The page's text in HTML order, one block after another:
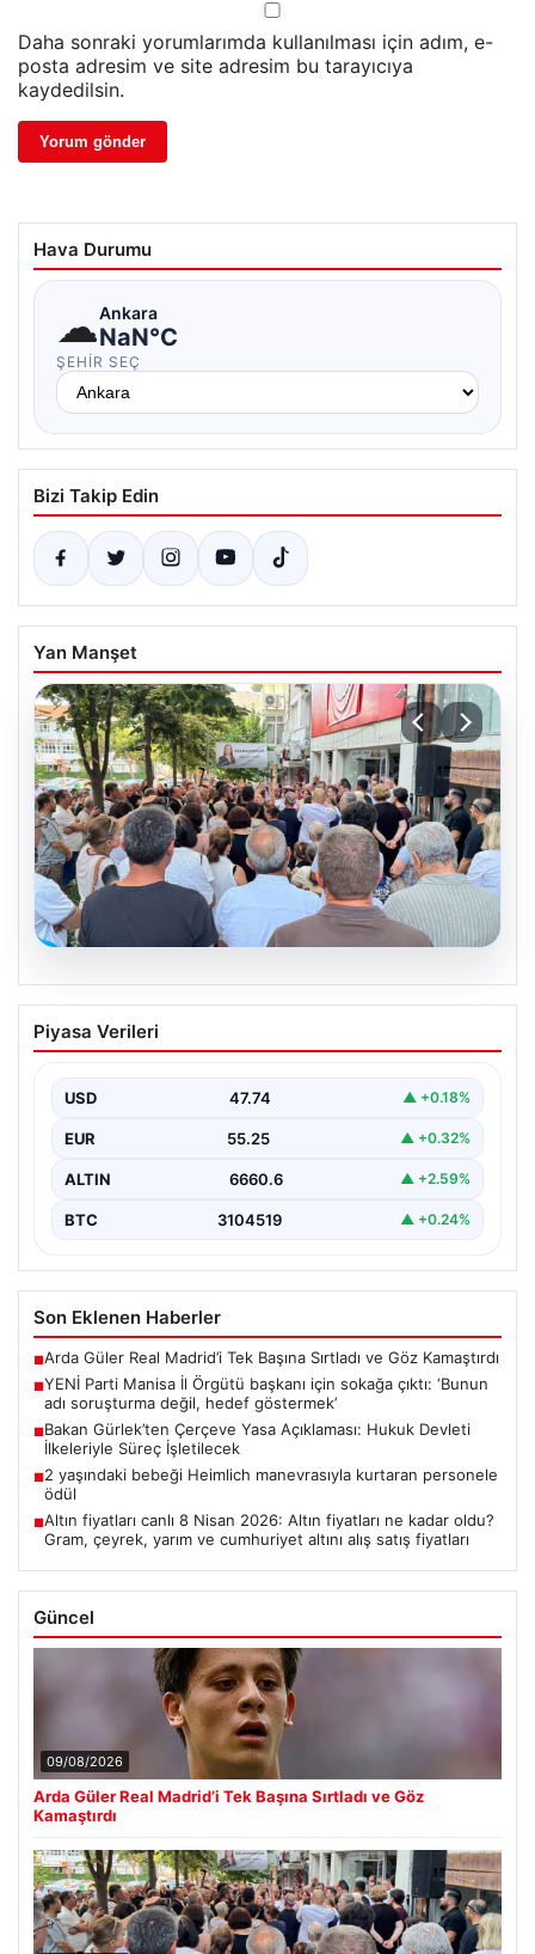
Daha sonraki yorumlarımda kullanılması için adım, e-
posta adresim ve site adresim bu tarayıcıya
kaydedilsin.
Hava Durumu
☁Ankara
NaN°C
ŞEHIR SEÇ
Bizi Takip Edin
Yan Manşet
YENİ Parti Manisa İl Örgütü başkanı için
sokağa çıktı: ‘Bunun adı soruşturma
{ “title”: “YENİ Parti Manisa İl Örgütü Başkanı Sokağa
Piyasa Verileri
USD 47.74 ▲ +0.18%
EUR 55.25 ▲ +0.32%
ALTIN 6660.6 ▲ +2.59%
BTC 3104519 ▲ +0.24%
Son Eklenen Haberler
■Arda Güler Real Madrid’i Tek Başına Sırtladı ve Göz Kamaştırdı
■YENİ Parti Manisa İl Örgütü başkanı için sokağa çıktı: ‘Bunun
adı soruşturma değil, hedef göstermek’
■Bakan Gürlek’ten Çerçeve Yasa Açıklaması: Hukuk Devleti
İlkeleriyle Süreç İşletilecek
■2 yaşındaki bebeği Heimlich manevrasıyla kurtaran personele
ödül
■Altın fiyatları canlı 8 Nisan 2026: Altın fiyatları ne kadar oldu?
Gram, çeyrek, yarım ve cumhuriyet altını alış satış fiyatları
Güncel
09/08/2026
Arda Güler Real Madrid’i Tek Başına Sırtladı ve Göz
Kamaştırdı